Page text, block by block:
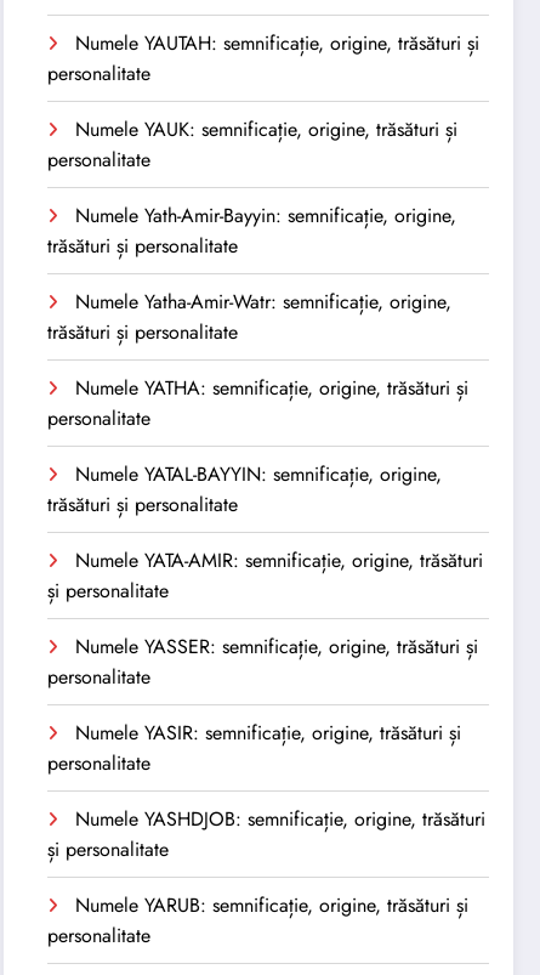
Numele YAUTAH: semnificație, origine, trăsături și
personalitate
Numele YAUK: semnificație, origine, trăsături și
personalitate
Numele Yath-Amir-Bayyin: semnificație, origine,
trăsături și personalitate
Numele Yatha-Amir-Watr: semnificație, origine,
trăsături și personalitate
Numele YATHA: semnificație, origine, trăsături și
personalitate
Numele YATAL-BAYYIN: semnificație, origine,
trăsături și personalitate
Numele YATA-AMIR: semnificație, origine, trăsături
și personalitate
Numele YASSER: semnificație, origine, trăsături și
personalitate
Numele YASIR: semnificație, origine, trăsături și
personalitate
Numele YASHDJOB: semnificație, origine, trăsături
și personalitate
Numele YARUB: semnificație, origine, trăsături și
personalitate